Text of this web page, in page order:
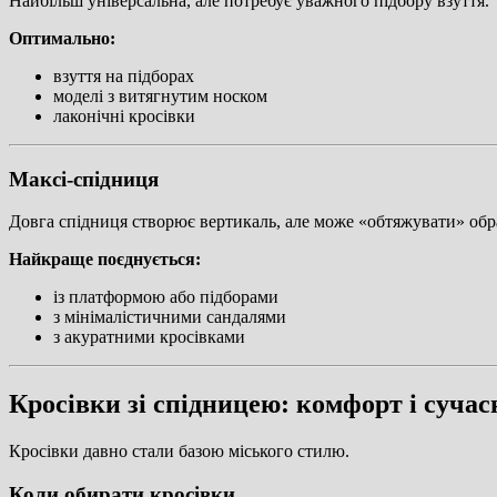
Оптимально:
взуття на підборах
моделі з витягнутим носком
лаконічні кросівки
Максі-спідниця
Довга спідниця створює вертикаль, але може «обтяжувати»
Найкраще поєднується:
із платформою або підборами
з мінімалістичними сандалями
з акуратними кросівками
Кросівки зі спідницею: комфорт і
Кросівки давно стали базою міського стилю.